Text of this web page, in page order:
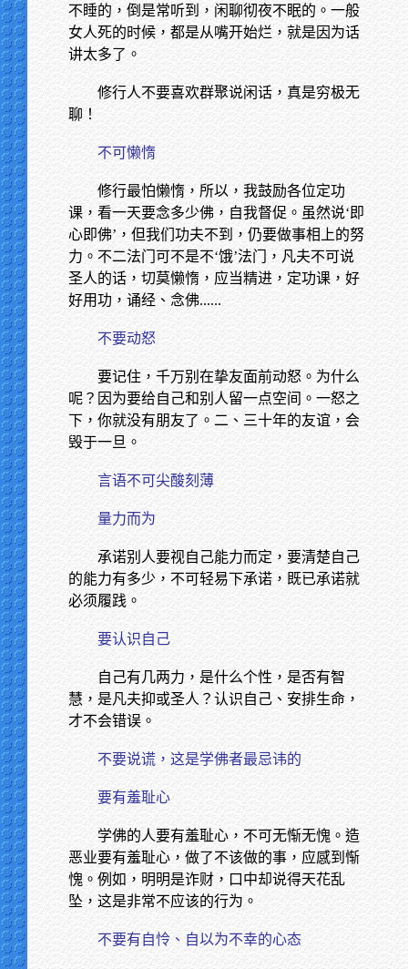
不睡的，倒是常听到，闲聊彻夜不眠的。一般
女人死的时候，都是从嘴开始烂，就是因为话
讲太多了。
修行人不要喜欢群聚说闲话，真是穷极无
聊！
不可懒惰
修行最怕懒惰，所以，我鼓励各位定功
课，看一天要念多少佛，自我督促。虽然说‘即
心即佛’，但我们功夫不到，仍要做事相上的努
力。不二法门可不是不‘饿’法门，凡夫不可说
圣人的话，切莫懒惰，应当精进，定功课，好
好用功，诵经、念佛......
不要动怒
要记住，千万别在挚友面前动怒。为什么
呢？因为要给自己和别人留一点空间。一怒之
下，你就没有朋友了。二、三十年的友谊，会
毁于一旦。
言语不可尖酸刻薄
量力而为
承诺别人要视自己能力而定，要清楚自己
的能力有多少，不可轻易下承诺，既已承诺就
必须履践。
要认识自己
自己有几两力，是什么个性，是否有智
慧，是凡夫抑或圣人？认识自己、安排生命，
才不会错误。
不要说谎，这是学佛者最忌讳的
要有羞耻心
学佛的人要有羞耻心，不可无惭无愧。造
恶业要有羞耻心，做了不该做的事，应感到惭
愧。例如，明明是诈财，口中却说得天花乱
坠，这是非常不应该的行为。
不要有自怜、自以为不幸的心态